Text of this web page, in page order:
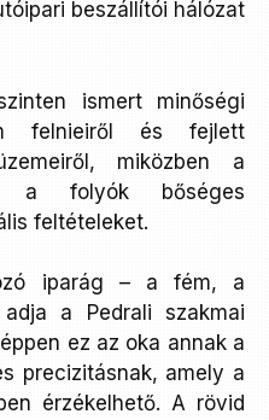
beszállítói hálózat
ismert minőségi
felnieiről és fejlett
miközben a
a folyók bőséges
feltételeket.
iparág – a fém, a
a Pedrali szakmai
ez az oka annak a
precizitásnak, amely a
érzékelhető. A rövid